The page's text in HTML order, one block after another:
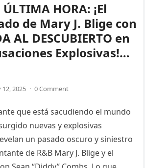
HORA: ¡El
de Mary J. Blige con
AL DESCUBIERTO en
Explosivas!…
12, 2025 · 0 Comment
que está sacudiendo el mundo
nuevas y explosivas
un pasado oscuro y siniestro
de R&B Mary J. Blige y el